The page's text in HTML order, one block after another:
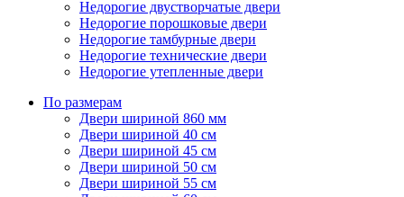
Недорогие двустворчатые двери
Недорогие порошковые двери
Недорогие тамбурные двери
Недорогие технические двери
Недорогие утепленные двери
По размерам
Двери шириной 860 мм
Двери шириной 40 см
Двери шириной 45 см
Двери шириной 50 см
Двери шириной 55 см